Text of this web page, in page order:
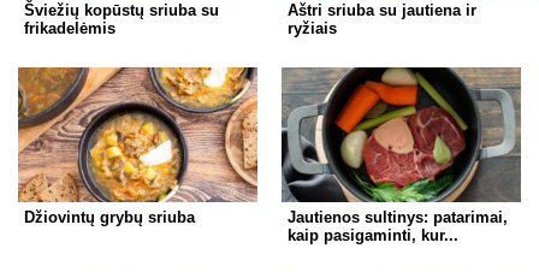
Šviežių kopūstų sriuba su
frikadelėmis
Aštri sriuba su jautiena ir
ryžiais
Džiovintų grybų sriuba
Jautienos sultinys: patarimai,
kaip pasigaminti, kur...